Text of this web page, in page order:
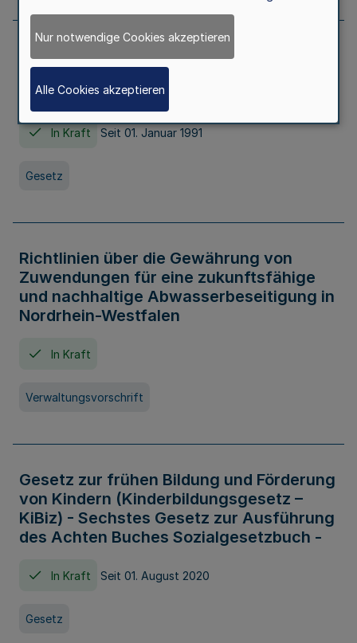
Erstes Gesetz zur Ausführung des
Kinder- und Jugendhilfegesetzes - AG -
KJHG -
In Kraft Seit 01. Januar 1991
Gesetz
Richtlinien über die Gewährung von
Zuwendungen für eine zukunftsfähige
und nachhaltige Abwasserbeseitigung in
Nordrhein-Westfalen
In Kraft
Verwaltungsvorschrift
Gesetz zur frühen Bildung und Förderung
von Kindern (Kinderbildungsgesetz –
KiBiz) - Sechstes Gesetz zur Ausführung
des Achten Buches Sozialgesetzbuch -
In Kraft Seit 01. August 2020
Gesetz
Nur notwendige Cookies akzeptieren
Alle Cookies akzeptieren